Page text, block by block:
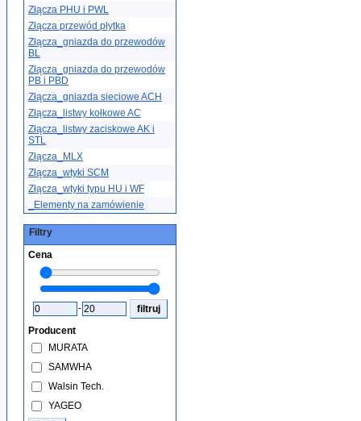
Złącza PHU i PWL
Złącza przewód płytka
Złącza_gniazda do przewodów
BL
Złącza_gniazda do przewodów
PB i PBD
Złącza_gniazda sieciowe ACH
Złącza_listwy kołkowe AC
Złącza_listwy zaciskowe AK i
STL
Złącza_MLX
Złącza_wtyki SCM
Złącza_wtyki typu HU i WF
_Elementy na zamówienie
Filtry
Cena
-
Producent
MURATA
SAMWHA
Walsin Tech.
YAGEO